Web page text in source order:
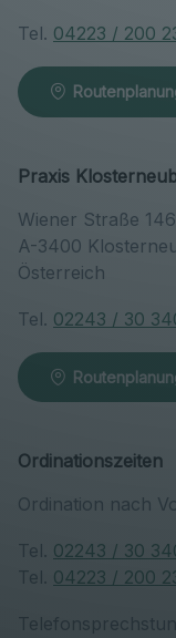
Tel. 04223 / 200
Praxis
Wiener Straße 146
A-3400
Österreich
Tel. 02243 / 30
Ordinationszeiten
Ordination nach
Tel. 02243 / 30
Tel. 04223 / 200